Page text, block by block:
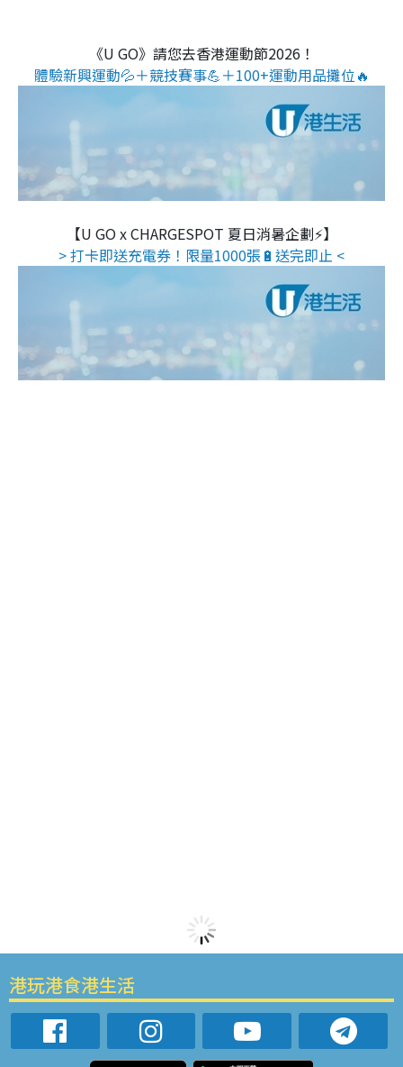
《U GO》請您去香港運動節2026！
體驗新興運動💦＋競技賽事💪＋100+運動用品攤位🔥
【U GO x CHARGESPOT 夏日消暑企劃⚡】
> 打卡即送充電券！限量1000張🔋送完即止 <
港玩港食港生活